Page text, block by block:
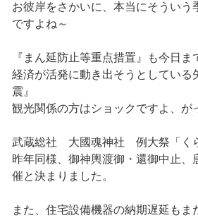
お彼岸をさかいに、本当にそういう
ですよね～
『まん延防止等重点措置』も今日ま
経済が活発に動き出そうとしている
震』
観光関係の方はショックですよ、が
武蔵総社 大國魂神社 例大祭「く
昨年同様、御神輿渡御・還御中止、
催と決まりました。
また、住宅設備機器の納期遅延もま